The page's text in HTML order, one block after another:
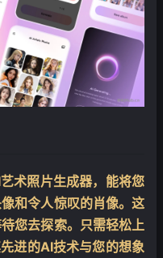
术照片生成器，能将您
和令人惊叹的肖像。这
您去探索。只需轻松上
进的AI技术与您的想象